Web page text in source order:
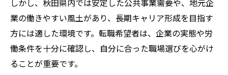
業の働きやすい風土があり、長期キャリア形成を目指す
方には適した環境です。転職希望者は、企業の実態や労
働条件を十分に確認し、自分に合った職場選びを心がけ
ることが重要です。